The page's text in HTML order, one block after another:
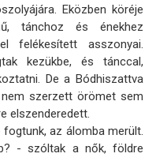
Eközben köréje
tánchoz és énekhez
felékesített asszonyai.
kezükbe, és tánc­cal,
De a Bódhiszattva
szerzett örömet sem
elszenderedett.
az álomba merült.
- szóltak a nők, földre